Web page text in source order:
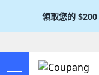
領取您的 $200